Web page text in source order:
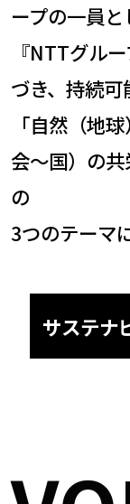
ープの一員と
『NTTグル
づき、持続可
「自然（地
会～国）の
の
3つのテーマ
サステナ